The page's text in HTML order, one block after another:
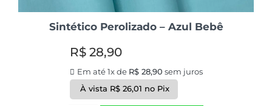
Sintético Perolizado – Azul Bebê
R$28,90
Em até 1x de R$28,90 sem juros
À vista R$ 26,01 no Pix